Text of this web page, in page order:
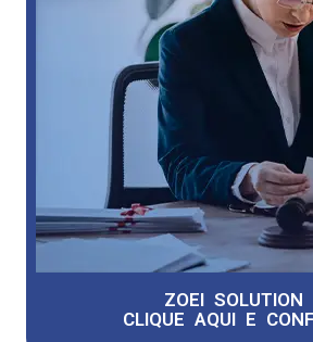
ZOEI SOLUTION
CLIQUE AQUI E